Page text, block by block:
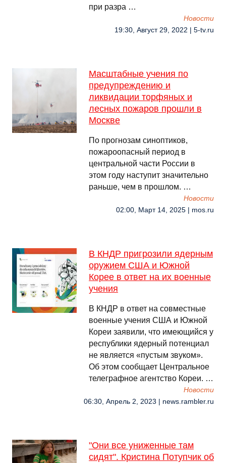
при разра …
Новости
19:30, Август 29, 2022 | 5-tv.ru
Масштабные учения по
предупреждению и
ликвидации торфяных и
лесных пожаров прошли в
Москве
По прогнозам синоптиков,
пожароопасный период в
центральной части России в
этом году наступит значительно
раньше, чем в прошлом. …
Новости
02:00, Март 14, 2025 | mos.ru
В КНДР пригрозили ядерным
оружием США и Южной
Корее в ответ на их военные
учения
В КНДР в ответ на совместные
военные учения США и Южной
Кореи заявили, что имеющийся у
республики ядерный потенциал
не является «пустым звуком».
Об этом сообщает Центральное
телеграфное агентство Кореи. …
Новости
06:30, Апрель 2, 2023 | news.rambler.ru
"Они все униженные там
сидят". Кристина Потупчик об